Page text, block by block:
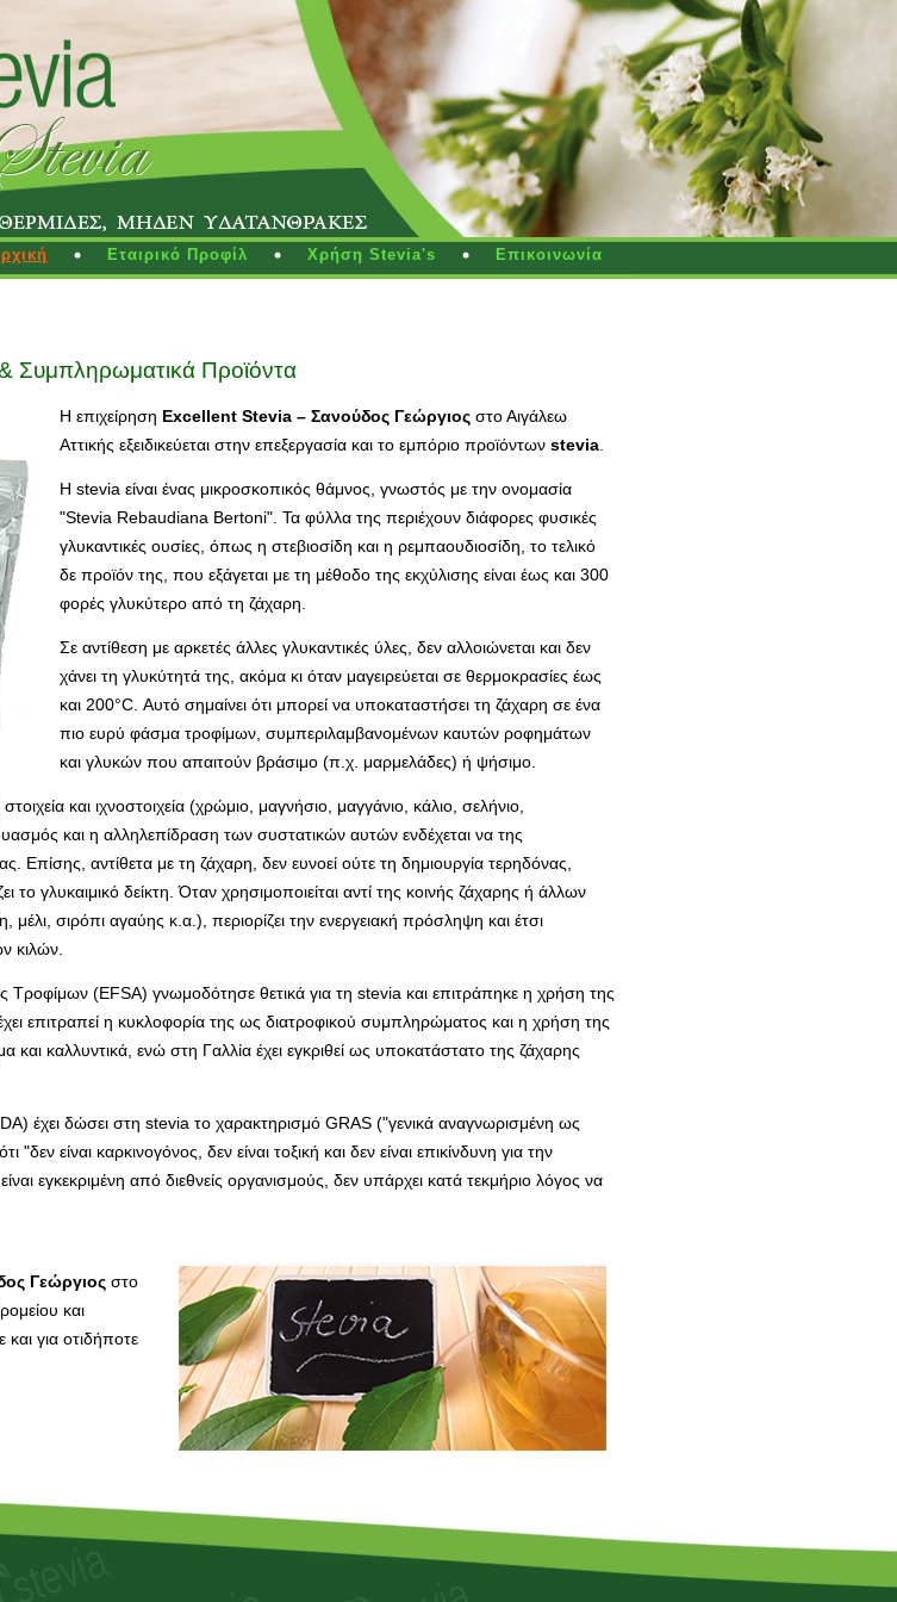
Εταιρικό Προφίλ Χρήση Stevia's Επικοινωνία
Συμπληρωματικά Προϊόντα
Η επιχείρηση Excellent Stevia – Σανούδος Γεώργιος στο Αιγάλεω
Αττικής εξειδικεύεται στην επεξεργασία και το εμπόριο προϊόντων stevia
Η stevia είναι ένας μικροσκοπικός θάμνος, γνωστός με την ονομασία
"Stevia Rebaudiana Bertoni". Τα φύλλα της περιέχουν διάφορες φυσικές
γλυκαντικές ουσίες, όπως η στεβιοσίδη και η ρεμπαουδιοσίδη, το τελικό
δε προϊόν της, που εξάγεται με τη μέθοδο της εκχύλισης είναι έως και 300
φορές γλυκύτερο από τη ζάχαρη.
Σε αντίθεση με αρκετές άλλες γλυκαντικές ύλες, δεν αλλοιώνεται και δεν
χάνει τη γλυκύτητά της, ακόμα κι όταν μαγειρεύεται σε θερμοκρασίες έως
και 200°C. Αυτό σημαίνει ότι μπορεί να υποκαταστήσει τη ζάχαρη σε ένα
πιο ευρύ φάσμα τροφίμων, συμπεριλαμβανομένων καυτών ροφημάτων
και γλυκών που απαιτούν βράσιμο (π.χ. μαρμελάδες) ή ψήσιμο.
και ιχνοστοιχεία (χρώμιο, μαγνήσιο, μαγγάνιο, κάλιο, σελήνιο,
και η αλληλεπίδραση των συστατικών αυτών ενδέχεται να της
Επίσης, αντίθετα με τη ζάχαρη, δεν ευνοεί ούτε τη δημιουργία τερηδόνας,
το γλυκαιμικό δείκτη. Όταν χρησιμοποιείται αντί της κοινής ζάχαρης ή άλλων
σιρόπι αγαύης κ.α.), περιορίζει την ενεργειακή πρόσληψη και έτσι
κιλών.
(EFSA) γνωμοδότησε θετικά για τη stevia και επιτράπηκε η χρήση της
επιτραπεί η κυκλοφορία της ως διατροφικού συμπληρώματος και η χρήση της
καλλυντικά, ενώ στη Γαλλία έχει εγκριθεί ως υποκατάστατο της ζάχαρης
έχει δώσει στη stevia το χαρακτηρισμό GRAS ("γενικά αναγνωρισμένη ως
είναι καρκινογόνος, δεν είναι τοξική και δεν είναι επικίνδυνη για την
εγκεκριμένη από διεθνείς οργανισμούς, δεν υπάρχει κατά τεκμήριο λόγος να
Γεώργιος στο
και
για οτιδήποτε